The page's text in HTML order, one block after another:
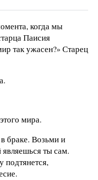
когда мы
Паисия
так ужасен?» Старец
мира.
браке. Возьми и
являешься ты сам.
подтянется,